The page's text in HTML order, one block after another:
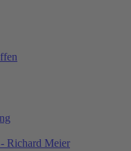
Richard Meier